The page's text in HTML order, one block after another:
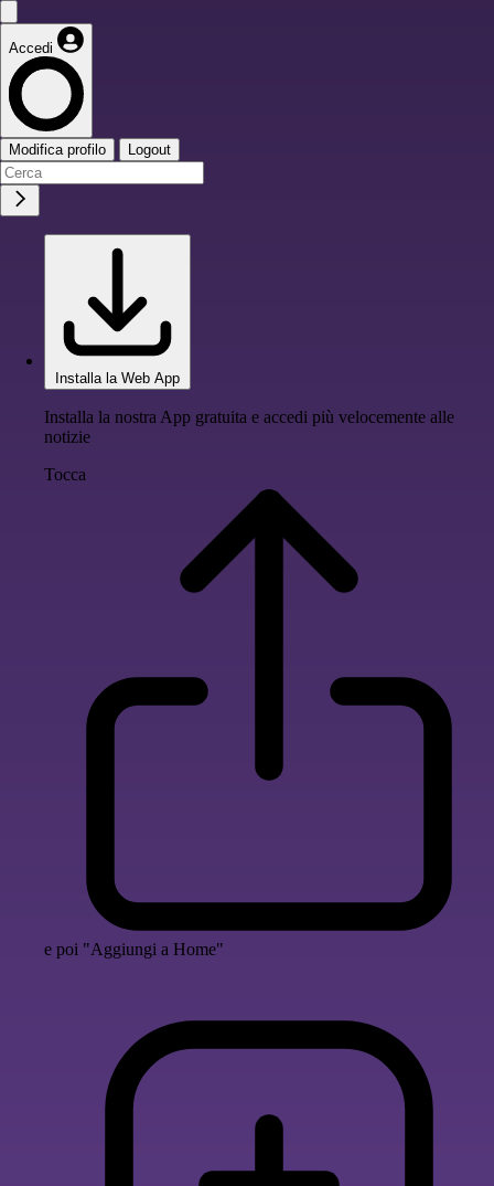
Accedi
Modifica profilo Logout
Installa la Web App
Installa la nostra App gratuita e accedi più velocemente alle
notizie
Tocca
e poi "Aggiungi a Home"